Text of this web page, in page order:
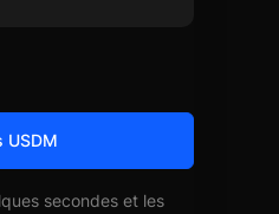
USDM
secondes et les